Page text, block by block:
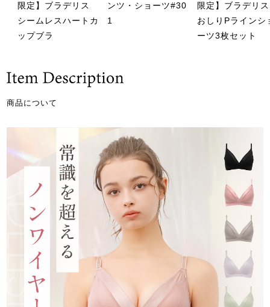
限定】ブラデリス
シームレスハートカ
ップブラ
ンツ・ショーツ#30
1
限定】ブラデリス
おしりPラインシ
ーツ3枚セット
商品について